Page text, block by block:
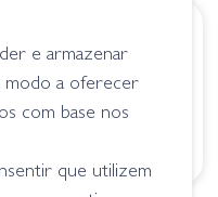
B/2 Faldillas 150mm
CorYW
e armazenar
modo a oferecer
com base nos
que utilizem